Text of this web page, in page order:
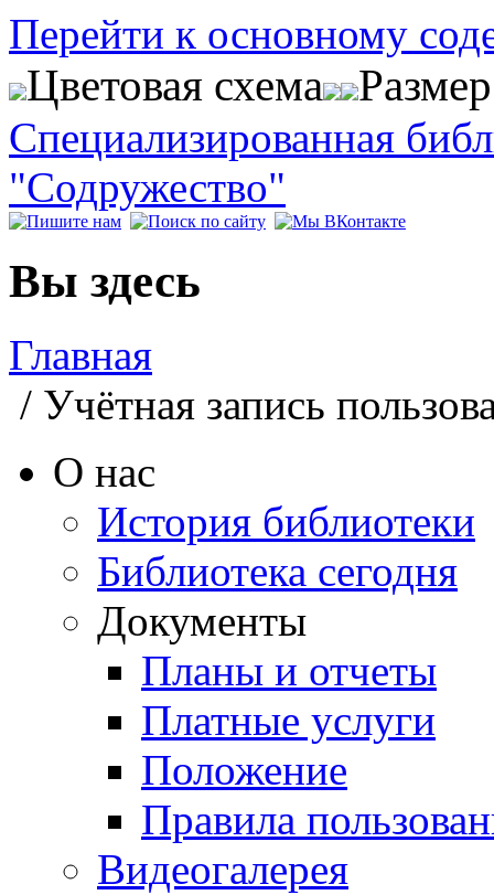
Перейти к основному
Цветовая схема
Специализированная
"Содружество"
Вы здесь
Главная
/ Учётная запись
О нас
История библиотеки
Библиотека сегодня
Документы
Планы и отчеты
Платные услуги
Положение
Правила
Видеогалерея